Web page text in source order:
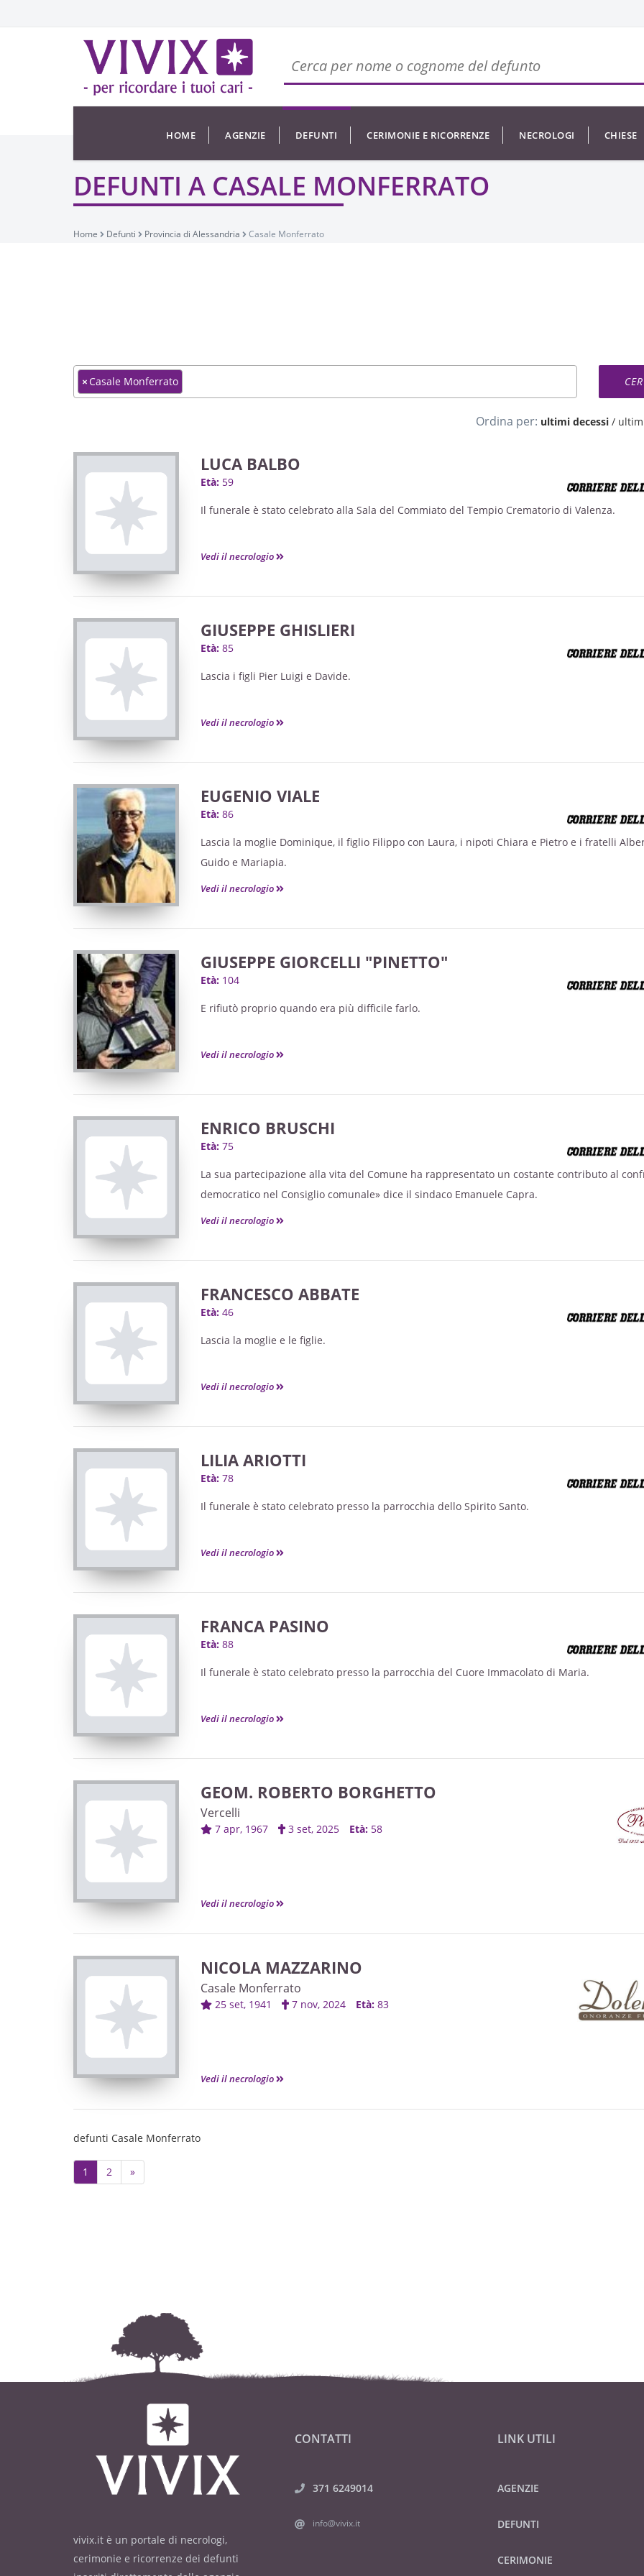
HOME AGENZIE DEFUNTI CERIMONIE E RICORRENZE NECROLOGI CHIESE
DEFUNTI A CASALE MONFERRATO
Home Defunti Provincia di Alessandria Casale Monferrato
×Casale Monferrato
Ordina per: ultimi decessi/
LUCA BALBO
Età: 59
Il funerale è stato celebrato alla Sala del Commiato del Tempio Crematorio di Valenza.
Vedi il necrologio
GIUSEPPE GHISLIERI
Età: 85
Lascia i figli Pier Luigi e Davide.
Vedi il necrologio
EUGENIO VIALE
Età: 86
Lascia la moglie Dominique, il figlio Filippo con Laura, i nipoti Chiara e Pietro e i fratelli
Guido e Mariapia.
Vedi il necrologio
GIUSEPPE GIORCELLI "PINETTO"
Età: 104
E rifiutò proprio quando era più difficile farlo.
Vedi il necrologio
ENRICO BRUSCHI
Età: 75
La sua partecipazione alla vita del Comune ha rappresentato un costante contributo al
democratico nel Consiglio comunale» dice il sindaco Emanuele Capra.
Vedi il necrologio
FRANCESCO ABBATE
Età: 46
Lascia la moglie e le figlie.
Vedi il necrologio
LILIA ARIOTTI
Età: 78
Il funerale è stato celebrato presso la parrocchia dello Spirito Santo.
Vedi il necrologio
FRANCA PASINO
Età: 88
Il funerale è stato celebrato presso la parrocchia del Cuore Immacolato di Maria.
Vedi il necrologio
GEOM. ROBERTO BORGHETTO
Vercelli
7 apr, 1967 3 set, 2025 Età: 58
Vedi il necrologio
NICOLA MAZZARINO
Casale Monferrato
25 set, 1941 7 nov, 2024 Età: 83
Vedi il necrologio
defunti Casale Monferrato
1 2 »Next
vivix.it è un portale di necrologi,
cerimonie e ricorrenze dei defunti
CONTATTI
371 6249014
info@vivix.it
LINK UTILI
AGENZIE
DEFUNTI
CERIMONIE